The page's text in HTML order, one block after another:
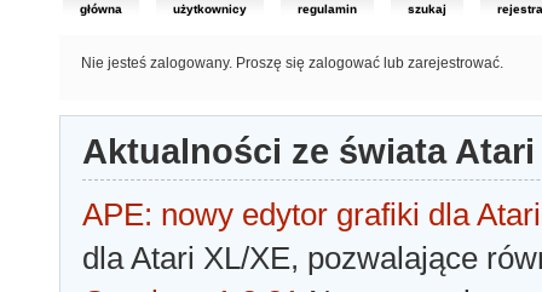
główna użytkownicy regulamin szukaj
Nie jesteś zalogowany. Proszę się zalogować lub zarejestrować.
Aktualności ze świata Atari
APE: nowy edytor grafiki dla Atari
dla Atari XL/XE, pozwalające